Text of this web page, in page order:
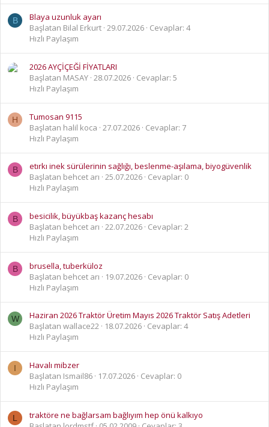
B
Blaya uzunluk ayarı
Başlatan Bilal Erkurt 29.07.2026 Cevaplar: 4
Hızlı Paylaşım
2026 AYÇİÇEĞİ FİYATLARI
Başlatan MASAY 28.07.2026 Cevaplar: 5
Hızlı Paylaşım
H
Tumosan 9115
Başlatan halil koca
27.07.2026 Cevaplar: 7
Hızlı Paylaşım
B
etırkı inek sürülerinin sağlığı, beslenme-aşılama, biyogüvenlik
Başlatan behcet arı 25.07.2026 Cevaplar: 0
Hızlı Paylaşım
B
besicilik, büyükbaş kazanç hesabı
Başlatan behcet arı 22.07.2026 Cevaplar: 2
Hızlı Paylaşım
B
brusella, tuberküloz
Başlatan behcet arı
19.07.2026 Cevaplar: 0
Hızlı Paylaşım
W
Haziran 2026 Traktör Üretim Mayıs 2026 Traktör Satış Adetleri
Başlatan wallace22
18.07.2026 Cevaplar: 4
Hızlı Paylaşım
I
Havalı mibzer
Başlatan Ismail86
17.07.2026 Cevaplar: 0
Hızlı Paylaşım
L
traktöre ne bağlarsam bağlıyım hep önü kalkıyo